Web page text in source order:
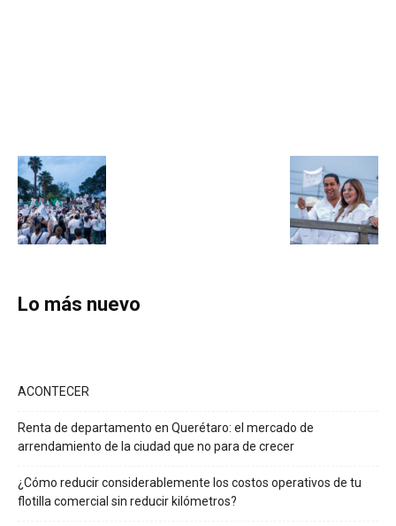
Lo más nuevo
ACONTECER
Renta de departamento en Querétaro: el mercado de
arrendamiento de la ciudad que no para de crecer
¿Cómo reducir considerablemente los costos operativos de tu
flotilla comercial sin reducir kilómetros?